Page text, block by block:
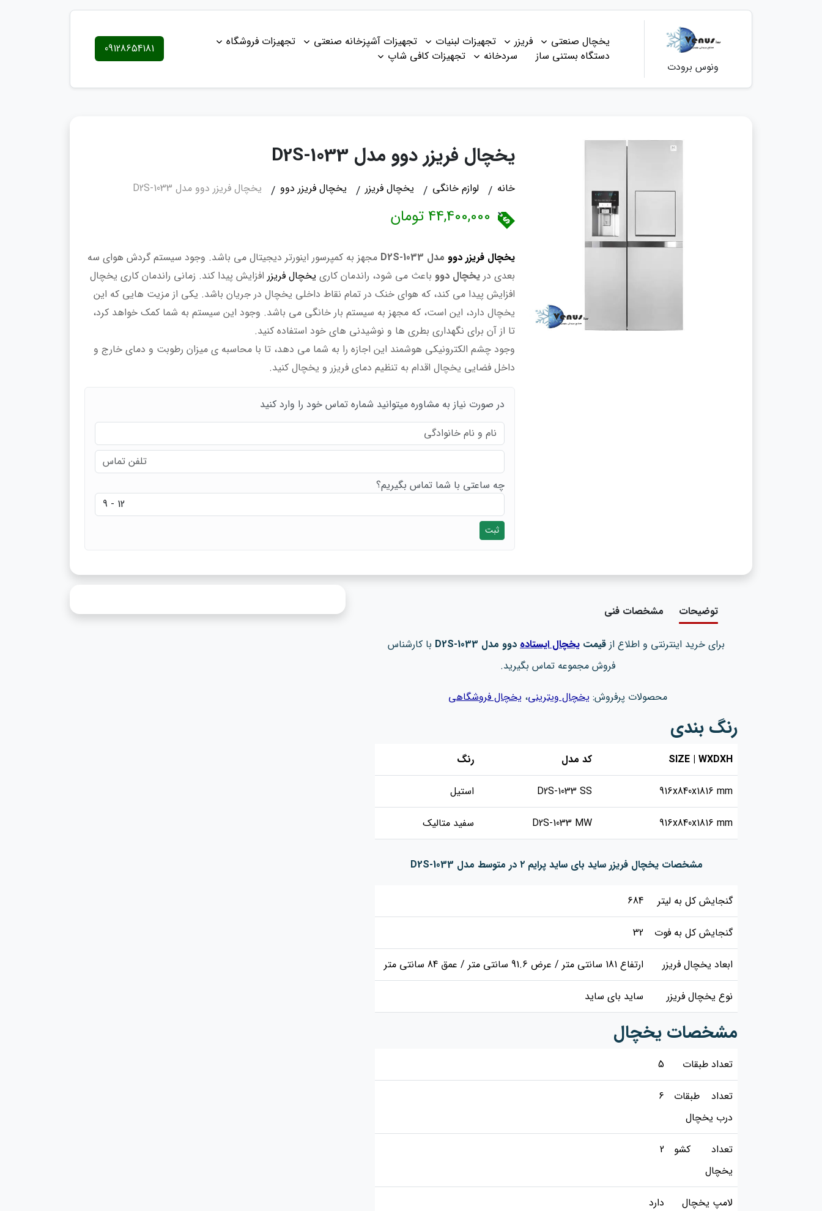
ونوس برودت
یخچال صنعتی فریزر تجهیزات لبنیات تجهیزات آشپزخانه صنعتی
تجهیزات فروشگاه
دستگاه بستنی ساز
سردخانه تجهیزات کافی شاپ 09128654181
یخچال فریزر دوو مدل D2S-1033
خانه لوازم خانگی یخچال فریزر یخچال فریزر دوو یخچال فریزر دوو مدل D2S-1033
44,400,000 تومان
یخچال فریزر دوو مدل D2S-1033
مجهز به کمپرسور اینورتر دیجیتال می باشد. وجود سیستم گردش هوای سه
بعدی در یخچال دوو باعث می شود، راندمان کاری یخچال فریزر افزایش پیدا کند. زمانی راندمان کاری یخچال
افزایش پیدا می کند، که هوای خنک در تمام نقاط داخلی یخچال در جریان باشد. یکی از مزیت هایی که این
یخچال دارد، این است، که مجهز به سیستم بار خانگی می باشد. وجود این سیستم به شما کمک خواهد کرد،
تا از آن برای نگهداری بطری ها و نوشیدنی های خود استفاده کنید.
وجود چشم الکترونیکی هوشمند این اجازه را به شما می دهد، تا با محاسبه ی میزان رطوبت و دمای خارج و
داخل فضایی یخچال اقدام به تنظیم دمای فریزر و یخچال کنید.
در صورت نیاز به مشاوره میتوانید شماره تماس خود را وارد کنید
چه ساعتی با شما تماس بگیریم؟
ثبت
توضیحات مشخصات فنی
برای خرید اینترنتی و اطلاع از قیمت یخچال‌ ایستاده دوو مدل D2S-1033​
با کارشناس
فروش مجموعه تماس بگیرید.
محصولات پرفروش: یخچال ویترینی، یخچال فروشگاهی
رنگ بندی
SIZE | WXDXH کد مدل رنگ
916x840x1816 mm
D2S-1033​ SS استیل
916x840x1816 mm
D2S-1033 MW سفید متالیک
مشخصات یخچال‌ فریزر ساید بای‌ ساید پرایم ۲ در متوسط مدل D2S-1033
گنجایش کل به لیتر 684
گنجایش کل به فوت 32
ابعاد یخچال فریزر ارتفاع 181 سانتی متر / عرض 91.6 سانتی متر / عمق 84 سانتی متر
نوع یخچال فریزر ساید بای ساید
مشخصات یخچال
تعداد طبقات 5
تعداد طبقات
درب یخچال
6
تعداد کشو
یخچال
2
لامپ یخچال دارد